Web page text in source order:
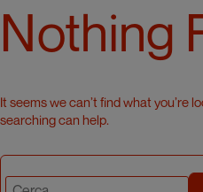
Nothing
It seems we can’t find what you’re
searching can help.
Cerca: